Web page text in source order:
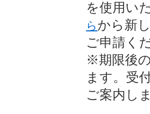
を使用い
ら から新
ご申請く
※期限後
ます。受
ご案内し